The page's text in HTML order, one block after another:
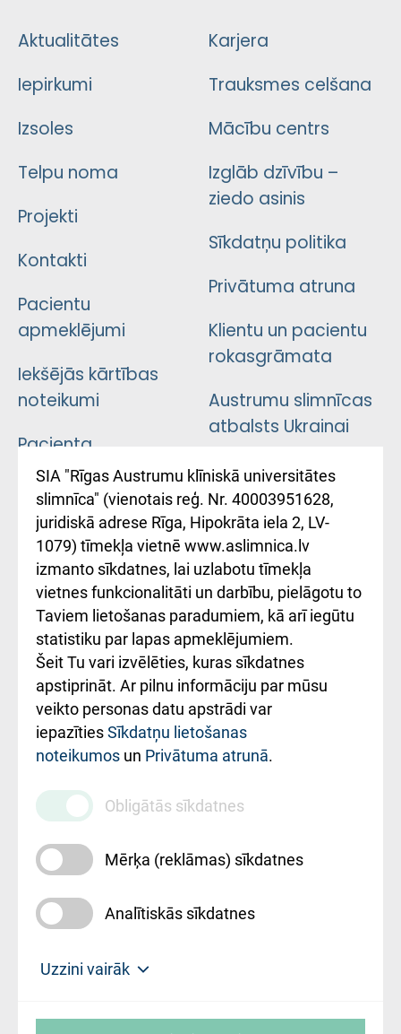
Aktualitātes
Iepirkumi
Izsoles
Telpu noma
Projekti
Kontakti
Pacientu
apmeklējumi
Iekšējās kārtības
noteikumi
Pacienta
atsauksmju/sūdzību
iesniegšanas
kārtība
Kā pie mums nokļūt
Rēķinu apmaksas
ceļvedis
Rekvizīti un
ārstniecības
iestādes kods
010000234
Maksas
pakalpojumu
cenrādis
Karjera
Trauksmes celšana
Mācību centrs
Izglāb dzīvību –
ziedo asinis
Sīkdatņu politika
Privātuma atruna
Klientu un pacientu
rokasgrāmata
Austrumu slimnīcas
atbalsts Ukrainai
Підтримка Східної
лікарні та співпраця з
Україною
SIA "Rīgas Austrumu klīniskā universitātes
slimnīca" (vienotais reģ. Nr. 40003951628,
juridiskā adrese Rīga, Hipokrāta iela 2, LV-
1079) tīmekļa vietnē www.aslimnica.lv
izmanto sīkdatnes, lai uzlabotu tīmekļa
vietnes funkcionalitāti un darbību, pielāgotu to
Taviem lietošanas paradumiem, kā arī iegūtu
statistiku par lapas apmeklējumiem.
Šeit Tu vari izvēlēties, kuras sīkdatnes
apstiprināt. Ar pilnu informāciju par mūsu
veikto personas datu apstrādi var
iepazītiesSīkdatņu lietošanas
noteikumos un Privātuma atrunā.
Obligātās sīkdatnes
Mērķa (reklāmas) sīkdatnes
Analītiskās sīkdatnes
Uzzini vairāk